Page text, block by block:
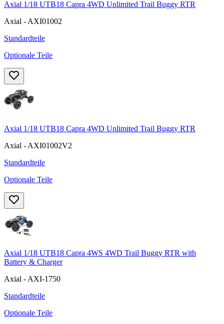
Axial 1/18 UTB18 Capra 4WD Unlimited Trail Buggy RTR
Axial - AXI01002
Standardteile
Optionale Teile
Axial 1/18 UTB18 Capra 4WD Unlimited Trail Buggy RTR
Axial - AXI01002V2
Standardteile
Optionale Teile
Axial 1/18 UTB18 Capra 4WS 4WD Trail Buggy RTR with
Battery & Charger
Axial - AXI-1750
Standardteile
Optionale Teile